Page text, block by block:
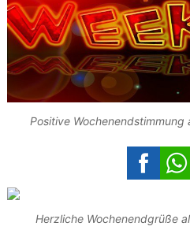
Positive Wochenendstimmung
Herzliche Wochenendgrüße